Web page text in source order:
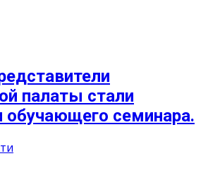
палаты стали
обучающего семинара.